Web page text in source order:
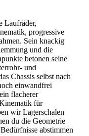
Laufräder,
progressive
Sein knackig
und die
betonen seine
und
Chassis selbst nach
einwandfrei
flacherer
für
wir Lagerschalen
du die Geometrie
abstimmen